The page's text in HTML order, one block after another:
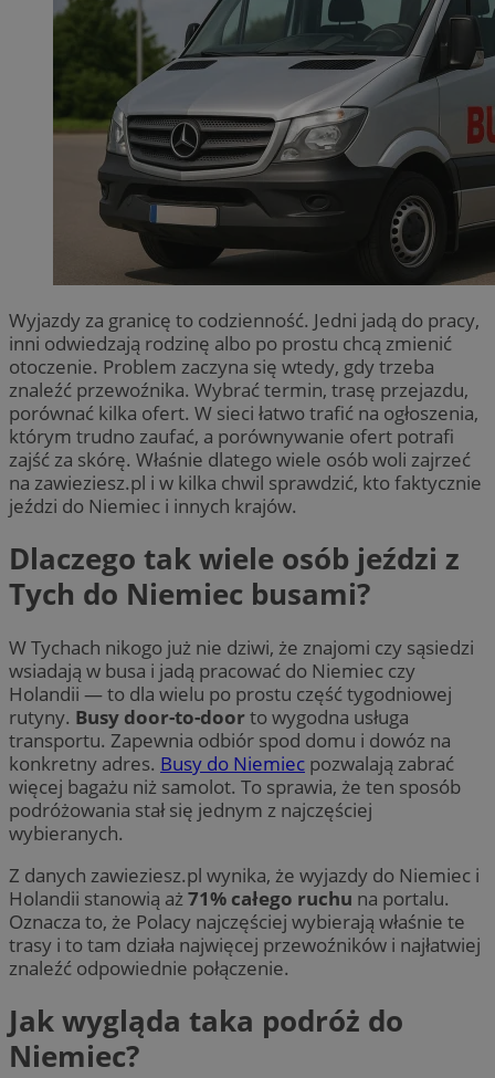
Wyjazdy za granicę to codzienność. Jedni jadą do pracy,
inni odwiedzają rodzinę albo po prostu chcą zmienić
otoczenie. Problem zaczyna się wtedy, gdy trzeba
znaleźć przewoźnika. Wybrać termin, trasę przejazdu,
porównać kilka ofert. W sieci łatwo trafić na ogłoszenia,
którym trudno zaufać, a porównywanie ofert potrafi
zajść za skórę. Właśnie dlatego wiele osób woli zajrzeć
na zawieziesz.pl i w kilka chwil sprawdzić, kto faktycznie
jeździ do Niemiec i innych krajów.
Dlaczego tak wiele osób jeździ z
Tych do Niemiec busami?
W Tychach nikogo już nie dziwi, że znajomi czy sąsiedzi
wsiadają w busa i jadą pracować do Niemiec czy
Holandii — to dla wielu po prostu część tygodniowej
rutyny. Busy door-to-doorto wygodna usługa
transportu. Zapewnia odbiór spod domu i dowóz na
konkretny adres. Busy do Niemiec pozwalają zabrać
więcej bagażu niż samolot. To sprawia, że ten sposób
podróżowania stał się jednym z najczęściej
wybieranych.
Z danych zawieziesz.pl wynika, że wyjazdy do Niemiec i
Holandii stanowią aż71% całego ruchu na portalu.
Oznacza to, że Polacy najczęściej wybierają właśnie te
trasy i to tam działa najwięcej przewoźników i najłatwiej
znaleźć odpowiednie połączenie.
Jak wygląda taka podróż do
Niemiec?